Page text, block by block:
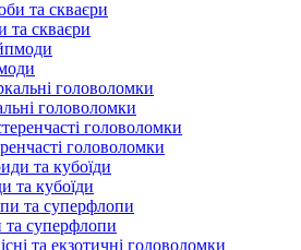
та скваєри
головоломки
головоломки
та кубоїди
суперфлопи